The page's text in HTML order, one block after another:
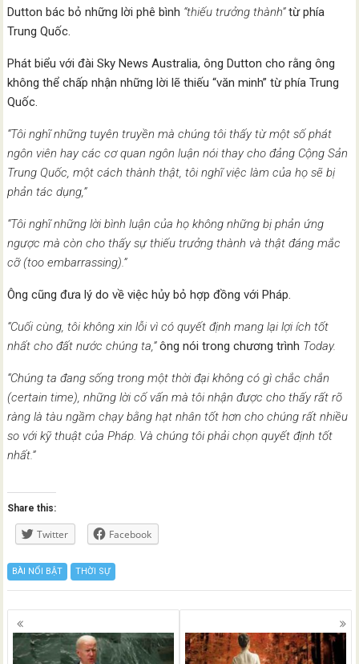
Dutton bác bỏ những lời phê bình “thiếu trưởng thành”từ phía
Trung Quốc.
Phát biểu với đài Sky News Australia, ông Dutton cho rằng ông
không thể chấp nhận những lời lẽ thiếu “văn minh” từ phía Trung
Quốc.
“Tôi nghĩ những tuyên truyền mà chúng tôi thấy từ một số phát
ngôn viên hay các cơ quan ngôn luận nói thay cho đảng Cộng Sản
Trung Quốc, một cách thành thật, tôi nghĩ việc làm của họ sẽ bị
phản tác dụng,”
“Tôi nghĩ những lời bình luận của họ không những bị phản ứng
ngược mà còn cho thấy sự thiếu trưởng thành và thật đáng mắc
cỡ (too embarrassing).”
Ông cũng đưa lý do về việc hủy bỏ hợp đồng với Pháp.
“Cuối cùng, tôi không xin lỗi vì có quyết định mang lại lợi ích tốt
nhất cho đất nước chúng ta,”ông nói trong chương trình Today.
“Chúng ta đang sống trong một thời đại không có gì chắc chắn
(certain time), những lời cố vấn mà tôi nhận được cho thấy rất rõ
ràng là tàu ngầm chạy bằng hạt nhân tốt hơn cho chúng rất nhiều
so với kỹ thuật của Pháp. Và chúng tôi phải chọn quyết định tốt
nhất.”
Share this:
Twitter Facebook
BÀI NỔI BẬT THỜI SỰ
Posts
navigation